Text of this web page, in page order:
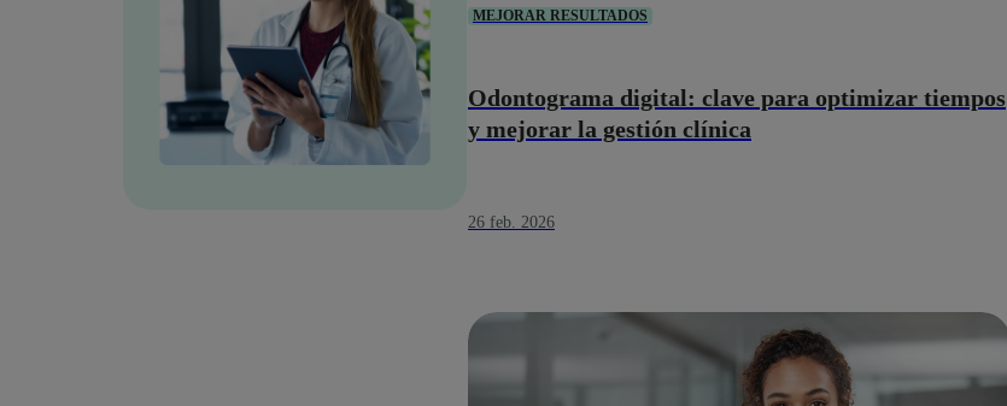
MEJORAR RESULTADOS
Odontograma digital: clave para optimizar tiempos
y mejorar la gestión clínica
26 feb. 2026